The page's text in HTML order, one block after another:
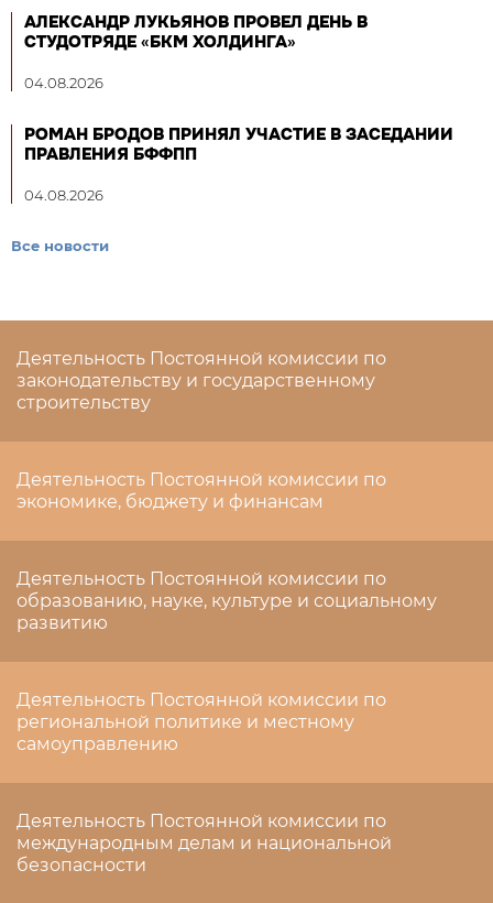
АЛЕКСАНДР ЛУКЬЯНОВ ПРОВЕЛ ДЕНЬ В
СТУДОТРЯДЕ «БКМ ХОЛДИНГА»
04.08.2026
РОМАН БРОДОВ ПРИНЯЛ УЧАСТИЕ В ЗАСЕДАНИИ
ПРАВЛЕНИЯ БФФПП
04.08.2026
Все новости
Деятельность Постоянной комиссии по
законодательству и государственному
строительству
Деятельность Постоянной комиссии по
экономике, бюджету и финансам
Деятельность Постоянной комиссии по
образованию, науке, культуре и социальному
развитию
Деятельность Постоянной комиссии по
региональной политике и местному
самоуправлению
Деятельность Постоянной комиссии по
международным делам и национальной
безопасности